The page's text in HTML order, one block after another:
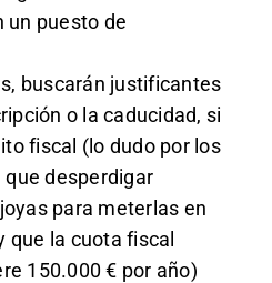
un puesto de
buscarán justificantes
o la caducidad, si
fiscal (lo dudo por los
desperdigar
para meterlas en
que la cuota fiscal
150.000 € por año)